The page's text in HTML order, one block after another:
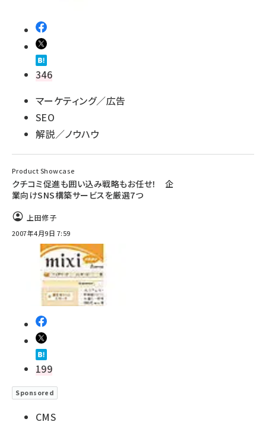
346
マーケティング／広告
SEO
解説／ノウハウ
Product Showcase
クチコミ促進も囲い込み戦略もお任せ！ 企
業向けSNS構築サービスを厳選7つ
上田修子
2007年4月9日 7:59
199
Sponsored
CMS